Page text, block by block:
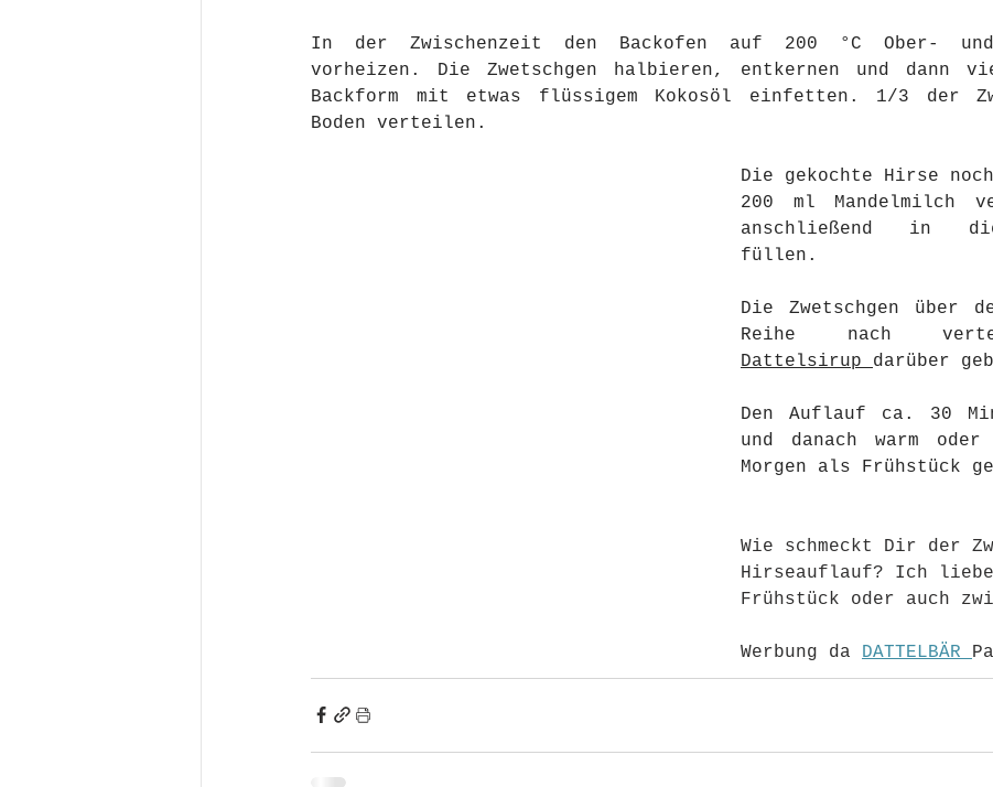
In der Zwischenzeit den Backofen auf 200 °C Ober-
vorheizen. Die Zwetschgen halbieren, entkernen und dann
Backform mit etwas flüssigem Kokosöl einfetten. 1/3 der
Boden verteilen.
Die gekochte Hirse
200 ml Mandelmilch
anschließend in
füllen.
Die Zwetschgen über
Dattelsirup
darüber
Den Auflauf ca. 30
und danach warm oder
Morgen als Frühstück
Wie schmeckt Dir der
Hirseauflauf? Ich
Frühstück oder auch
Werbung da DATTELBÄR